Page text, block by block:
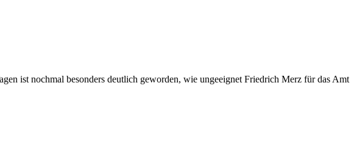
ist nochmal besonders deutlich geworden, wie ungeeignet Friedrich Merz für das Amt